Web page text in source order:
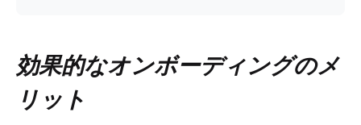
効果的なオンボーディングのメ
リット